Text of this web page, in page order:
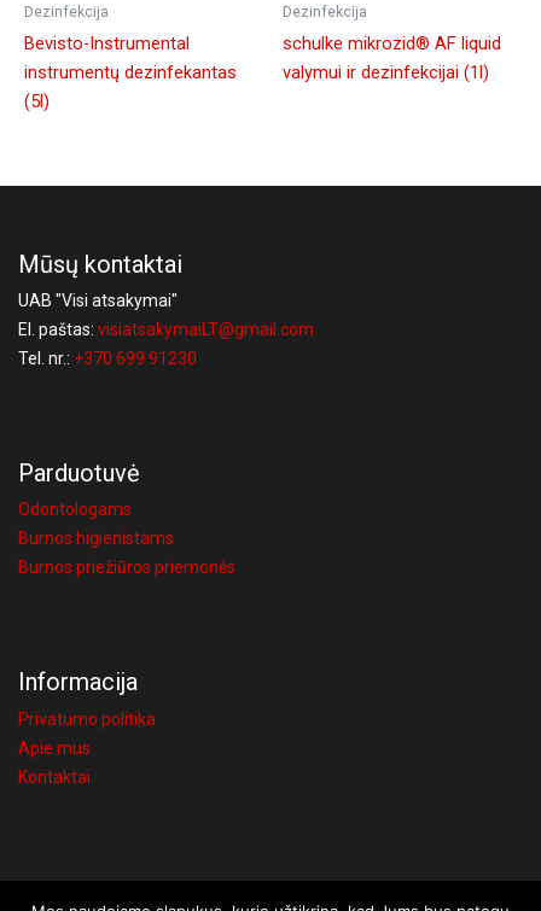
Dezinfekcija
Bevisto-Instrumental
instrumentų dezinfekantas
(5l)
Dezinfekcija
schulke mikrozid® AF liquid
valymui ir dezinfekcijai (1l)
Mūsų kontaktai
UAB "Visi atsakymai"
El. paštas: visiatsakymaiLT@gmail.com
Tel. nr.: +370 699 91230
Parduotuvė
Odontologams
Burnos higienistams
Burnos priežiūros priemonės
Informacija
Privatumo politika
Apie mus
Kontaktai